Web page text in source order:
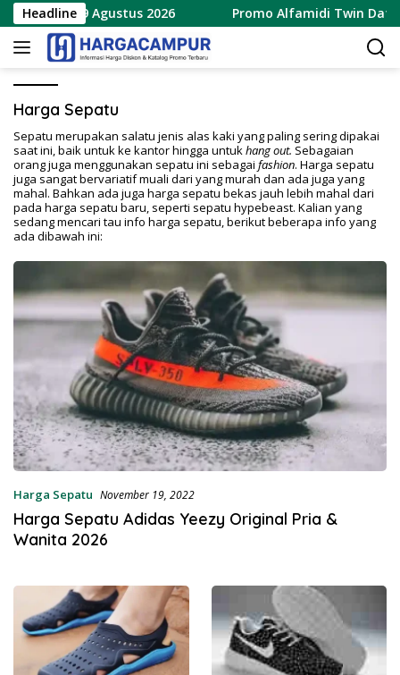
Langsung
ke
konten
Headline
8 – 9 Agustus 2026 Promo Alfamidi Twin Date
Harga Sepatu
Sepatu merupakan salatu jenis alas kaki yang paling sering dipakai
saat ini, baik untuk ke kantor hingga untukhang out. Sebagaian
orang juga menggunakan sepatu ini sebagai fashion. Harga sepatu
juga sangat bervariatif muali dari yang murah dan ada juga yang
mahal. Bahkan ada juga harga sepatu bekas jauh lebih mahal dari
pada harga sepatu baru, seperti sepatu hypebeast. Kalian yang
sedang mencari tau info harga sepatu, berikut beberapa info yang
ada dibawah ini:
Harga Sepatu November 19, 2022
Harga Sepatu Adidas Yeezy Original Pria &
Wanita 2026